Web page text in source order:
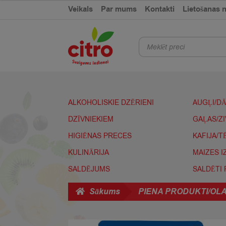
Veikals Par mums Kontakti Lietošanas
Products
search
ALKOHOLISKIE DZĒRIENI
AUGĻI/
DZĪVNIEKIEM
GAĻAS/
HIGIĒNAS PRECES
KAFIJA/
KULINĀRIJA
MAIZES
SALDĒJUMS
SALDĒTI
Sākums PIENA PRODUKTI/
was:
is: